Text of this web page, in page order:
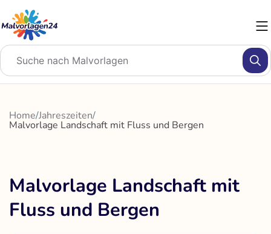
Inhalt
springen
Home/Jahreszeiten/
Malvorlage Landschaft mit Fluss und Bergen
Malvorlage Landschaft mit
Fluss und Bergen